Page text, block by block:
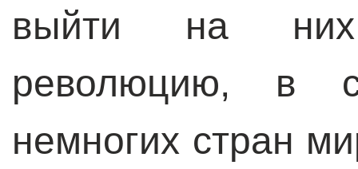
выйти на
революцию, в
немногих стран